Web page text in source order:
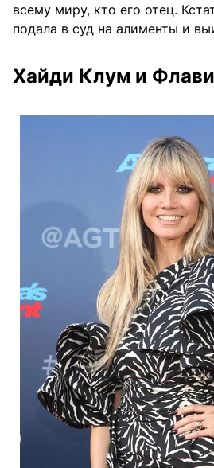
всему миру, кто его отец.
подала в суд на алименты и
Хайди Клум и